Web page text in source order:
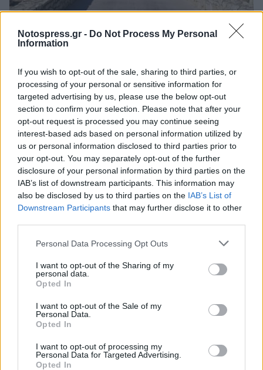
Notospress.gr - Do Not Process My Personal
Information
If you wish to opt-out of the sale, sharing to third parties, or
processing of your personal or sensitive information for
targeted advertising by us, please use the below opt-out
section to confirm your selection. Please note that after your
opt-out request is processed you may continue seeing
interest-based ads based on personal information utilized by
us or personal information disclosed to third parties prior to
your opt-out. You may separately opt-out of the further
disclosure of your personal information by third parties on the
IAB’s list of downstream participants. This information may
also be disclosed by us to third parties on the IAB’s List of
Downstream Participants that may further disclose it to other
Personal Data Processing Opt Outs
I want to opt-out of the Sharing of my
personal data.
Opted In
I want to opt-out of the Sale of my
Personal Data.
Opted In
I want to opt-out of processing my
Personal Data for Targeted Advertising.
Opted In
Πελοπόννησος
Μουσείο στους Στρατώνες του
Καποδίστρια στο Άργος
01 Δεκεμβρίου 2023 17:12
Notos TV
CERN: Αυτή είναι η «Πύλη της
Επιστήμης»
10 Οκτωβρίου 2023 19:29